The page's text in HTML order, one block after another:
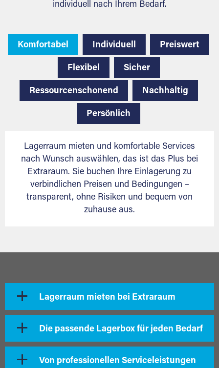
individuell nach Ihrem Bedarf.
Komfortabel Individuell Preiswert
Flexibel Sicher
Ressourcenschonend Nachhaltig
Persönlich
Lagerraum mieten und komfortable Services
nach Wunsch auswählen, das ist das Plus bei
Extraraum. Sie buchen Ihre Einlagerung zu
verbindlichen Preisen und Bedingungen –
transparent, ohne Risiken und bequem von
zuhause aus.
Lagerraum mieten bei Extraraum
Die passende Lagerbox für jeden Bedarf
Von professionellen Serviceleistungen